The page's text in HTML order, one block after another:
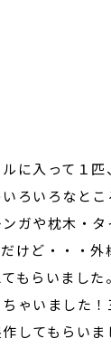
に入って１
ろいろなとこ
ガや枕木・
けど・・・
もらいました
ゃいました
してもらい